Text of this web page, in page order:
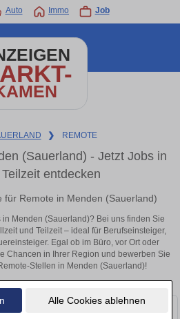
Alle Cookies ablehnen
Auto Immo Job
❯ REMOTE
(Sauerland) - Jetzt Jobs in
entdecken
für Remote in Menden (Sauerland)
Menden (Sauerland)? Bei uns finden Sie
und Teilzeit – ideal für Berufseinsteiger,
Egal ob im Büro, vor Ort oder
Chancen in Ihrer Region und bewerben Sie
Stellen in Menden (Sauerland)!